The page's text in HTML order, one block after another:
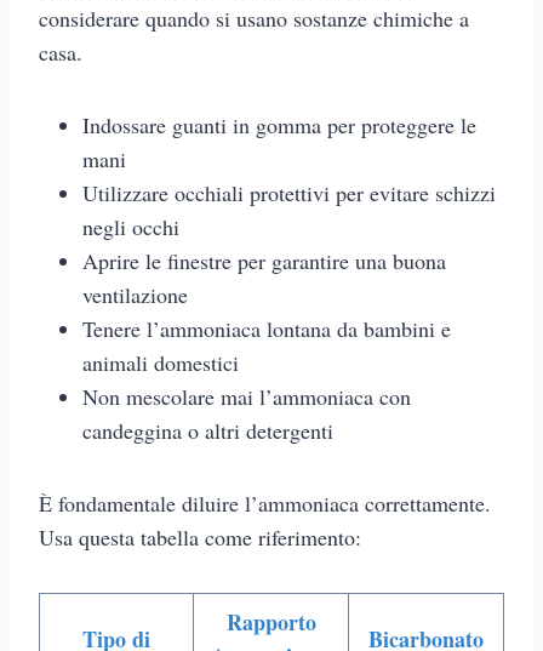
considerare quando si usano sostanze chimiche a
casa.
Indossare guanti in gomma per proteggere le
mani
Utilizzare occhiali protettivi per evitare schizzi
negli occhi
Aprire le finestre per garantire una buona
ventilazione
Tenere l’ammoniaca lontana da bambini e
animali domestici
Non mescolare mai l’ammoniaca con
candeggina o altri detergenti
È fondamentale diluire l’ammoniaca correttamente.
Usa questa tabella come riferimento:
Tipo di
Rapporto
Bicarbonato